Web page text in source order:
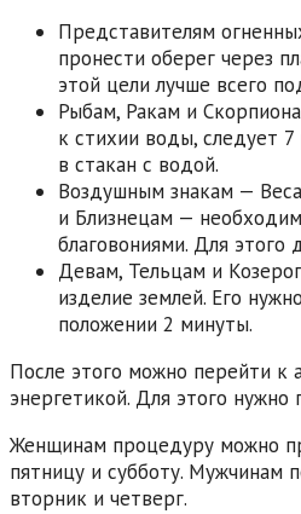
Представителям
пронести оберег через
этой цели лучше всего
Рыбам, Ракам и
к стихии воды, следует 7
в стакан с водой.
Воздушным знакам —
и Близнецам —
благовониями. Для этого
Девам, Тельцам и
изделие землей. Его
положении 2 минуты.
После этого можно перейти к
энергетикой. Для этого
Женщинам процедуру можно
пятницу и субботу. Мужчинам
вторник и четверг.